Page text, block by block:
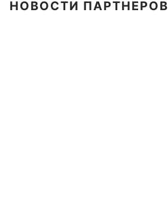
НОВОСТИ ПАРТНЕРОВ